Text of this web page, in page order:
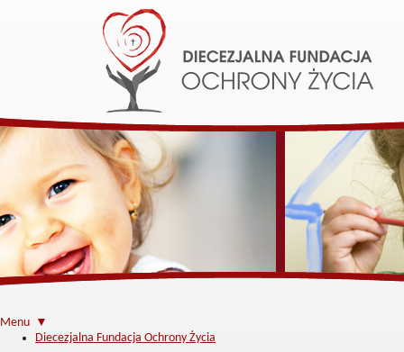
Menu ▼
Diecezjalna Fundacja Ochrony Życia